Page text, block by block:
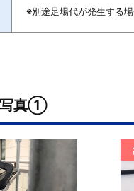
※別途足場代が発生する場
写真①